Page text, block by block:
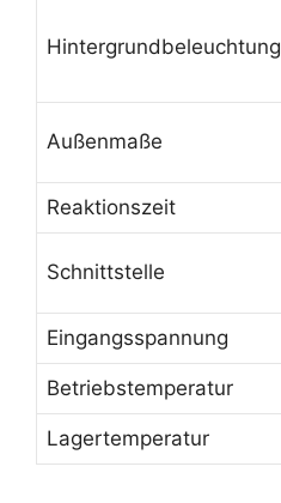
Hintergrundbeleuchtung
Außenmaße
Reaktionszeit
Schnittstelle
Eingangsspannung
Betriebstemperatur
Lagertemperatur